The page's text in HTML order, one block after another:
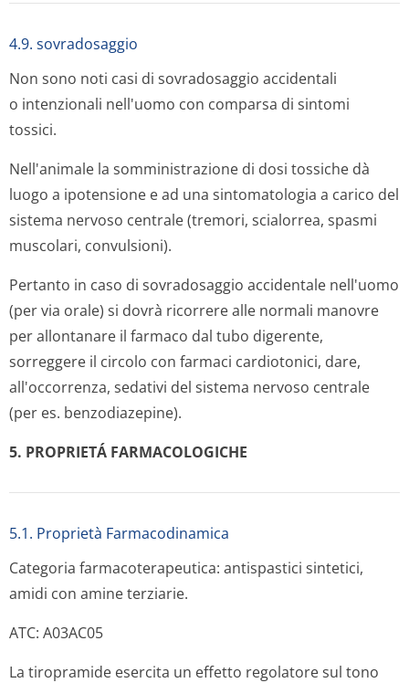
4.9. sovradosaggio
Non sono noti casi di sovradosaggio accidentali
o intenzionali nell'uomo con comparsa di sintomi
tossici.
Nell'animale la somministrazione di dosi tossiche dà
luogo a ipotensione e ad una sintomatologia a carico del
sistema nervoso centrale (tremori, scialorrea, spasmi
muscolari, convulsioni).
Pertanto in caso di sovradosaggio accidentale nell'uomo
(per via orale) si dovrà ricorrere alle normali manovre
per allontanare il farmaco dal tubo digerente,
sorreggere il circolo con farmaci cardiotonici, dare,
all'occorrenza, sedativi del sistema nervoso centrale
(per es. benzodiazepine).
5. PROPRIETÁ FARMACOLOGICHE
5.1. Proprietà Farmacodinamica
Categoria farmacoterapeutica: antispastici sintetici,
amidi con amine terziarie.
ATC: A03AC05
La tiropramide esercita un effetto regolatore sul tono